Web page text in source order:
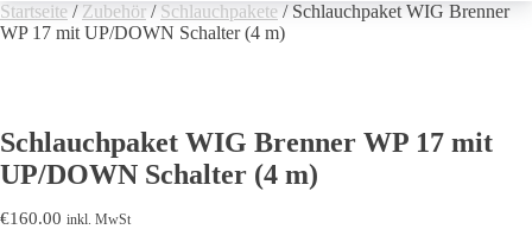
Startseite / Zubehör / Schlauchpakete / Schlauchpaket WIG Brenner
WP 17 mit UP/DOWN Schalter (4 m)
Schlauchpaket WIG Brenner WP 17 mit
UP/DOWN Schalter (4 m)
€160.00 inkl. MwSt